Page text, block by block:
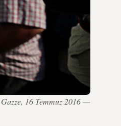
16 Temmuz 2016 —